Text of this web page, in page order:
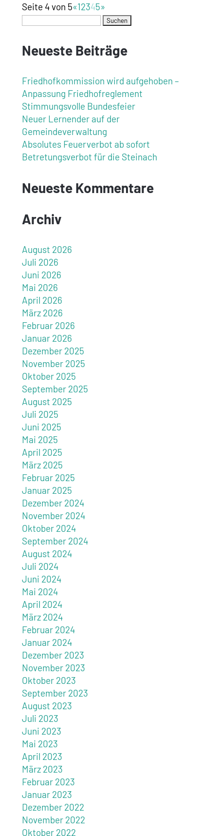
Seite 4 von 5«12345»
Neueste Beiträge
Friedhofkommission wird aufgehoben –
Anpassung Friedhofreglement
Stimmungsvolle Bundesfeier
Neuer Lernender auf der
Gemeindeverwaltung
Absolutes Feuerverbot ab sofort
Betretungsverbot für die Steinach
Neueste Kommentare
Archiv
August 2026
Juli 2026
Juni 2026
Mai 2026
April 2026
März 2026
Februar 2026
Januar 2026
Dezember 2025
November 2025
Oktober 2025
September 2025
August 2025
Juli 2025
Juni 2025
Mai 2025
April 2025
März 2025
Februar 2025
Januar 2025
Dezember 2024
November 2024
Oktober 2024
September 2024
August 2024
Juli 2024
Juni 2024
Mai 2024
April 2024
März 2024
Februar 2024
Januar 2024
Dezember 2023
November 2023
Oktober 2023
September 2023
August 2023
Juli 2023
Juni 2023
Mai 2023
April 2023
März 2023
Februar 2023
Januar 2023
Dezember 2022
November 2022
Oktober 2022